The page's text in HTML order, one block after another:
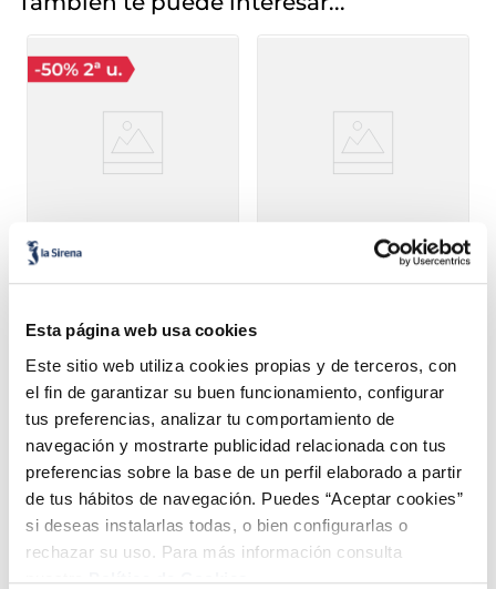
Esta página web usa cookies
Este sitio web utiliza cookies propias y de terceros, con
el fin de garantizar su buen funcionamiento, configurar
tus preferencias, analizar tu comportamiento de
navegación y mostrarte publicidad relacionada con tus
preferencias sobre la base de un perfil elaborado a partir
de tus hábitos de navegación. Puedes “Aceptar cookies”
si deseas instalarlas todas, o bien configurarlas o
rechazar su uso. Para más información consulta
nuestraPolítica de Cookies.
Sin gluten
4,99 €
COMBINABLE
Caja 5 u 525 ml
Añadir
Sorbete sabor piña sin
3,49 € Caja 6 u 360 ml
Añadir